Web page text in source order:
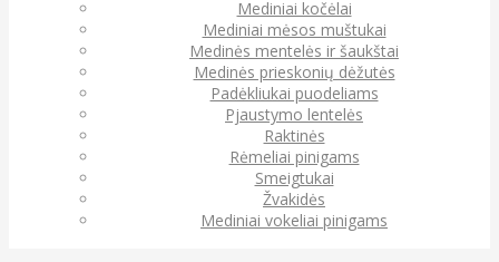
Mediniai kočėlai
Mediniai mėsos muštukai
Medinės mentelės ir šaukštai
Medinės prieskonių dėžutės
Padėkliukai puodeliams
Pjaustymo lentelės
Raktinės
Rėmeliai pinigams
Smeigtukai
Žvakidės
Mediniai vokeliai pinigams